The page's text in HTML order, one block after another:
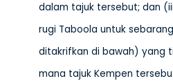
dalam tajuk tersebut; dan
rugi Taboola untuk
ditakrifkan di bawah) yang
mana tajuk Kempen